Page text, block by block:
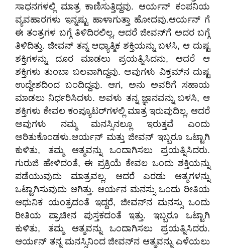
ಸಾಧನಗಳಲ್ಲಿ ಮಾತ್ರ ಕಾಣಿಸುತ್ತಿದ್ದವು. ಆರ್ಯನ್ ಕಂಪನಿಯ
ವ್ಯವಹಾರಗಳು ಇನ್ನಷ್ಟು ಹಾಳಾಗುತ್ತಾ ಹೋದವು.ಆರ್ಯನ್ ಗೆ
ಈ ತಂತ್ರಗಳ ಬಗ್ಗೆ ತಿಳಿದಿರಲಿಲ್ಲ, ಆದರೆ ಜೀವನ್‌ಗೆ ಅದರ ಬಗ್ಗೆ
ತಿಳಿದಿತ್ತು. ಜೀವನ್ ತನ್ನ ಆಧ್ಯಾತ್ಮಿಕ ಶಕ್ತಿಯನ್ನು ಬಳಸಿ, ಆ ದುಷ್ಟ
ಶಕ್ತಿಗಳನ್ನು ದೂರ ಮಾಡಲು ಪ್ರಯತ್ನಿಸಿದನು, ಆದರೆ ಆ
ಶಕ್ತಿಗಳು ತುಂಬಾ ಬಲವಾಗಿದ್ದವು. ಅವುಗಳು ವಿಕ್ರಮ್‌‌ನ ದುಷ್ಟ
ಉದ್ದೇಶದಿಂದ ಬಂದಿದ್ದವು. ಆಗ, ಅನು ಅವರಿಗೆ ಸಹಾಯ
ಮಾಡಲು ನಿರ್ಧರಿಸಿದಳು. ಅವಳು ತನ್ನ ಜ್ಞಾನವನ್ನು ಬಳಸಿ, ಆ
ಶಕ್ತಿಗಳು ಕೇವಲ ಕಂಪ್ಯೂಟರ್‌ಗಳಲ್ಲಿ ಮಾತ್ರ ಇರುವುದಿಲ್ಲ, ಆದರೆ
ಅವುಗಳು ನಮ್ಮ ಮನಸ್ಸಿನಲ್ಲೂ ಇರುತ್ತವೆ ಎಂದು
ಅರಿತುಕೊಂಡಳು.ಆರ್ಯನ್ ಮತ್ತು ಜೀವನ್ ಇಬ್ಬರೂ ಒಟ್ಟಾಗಿ
ಕುಳಿತು, ತಮ್ಮ ಆತ್ಮವನ್ನು ಒಂದಾಗಿಸಲು ಪ್ರಯತ್ನಿಸಿದರು.
ಗುರುಜಿ ಹೇಳಿದಂತೆ, ಈ ಪ್ರಕ್ರಿಯೆ ಕೇವಲ ಒಂದು ಶಕ್ತಿಯನ್ನು
ಪಡೆಯುವುದು ಮಾತ್ರವಲ್ಲ, ಆದರೆ ಎರಡು ಆತ್ಮಗಳನ್ನು
ಒಟ್ಟಾಗಿಸುವುದು ಆಗಿತ್ತು. ಆರ್ಯನ ಮನಸ್ಸು ಒಂದು ರೀತಿಯ
ಆಧುನಿಕ ಯಂತ್ರದಂತೆ ಇದ್ದರೆ, ಜೀವನ್‌ನ ಮನಸ್ಸು ಒಂದು
ರೀತಿಯ ಪ್ರಾಚೀನ ಪುಸ್ತಕದಂತೆ ಇತ್ತು. ಇಬ್ಬರೂ ಒಟ್ಟಾಗಿ
ಕುಳಿತು, ತಮ್ಮ ಆತ್ಮವನ್ನು ಒಂದಾಗಿಸಲು ಪ್ರಯತ್ನಿಸಿದರು.
ಆರ್ಯನ್ ತನ್ನ ಮನಸ್ಸಿನಿಂದ ಜೀವನ್‌ನ ಆತ್ಮವನ್ನು ಎಳೆಯಲು